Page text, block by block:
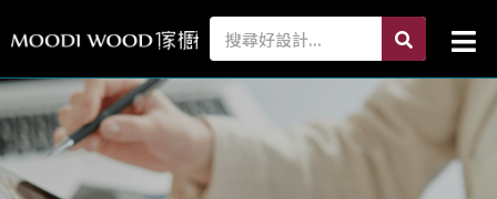
至
要
內
容
Search search